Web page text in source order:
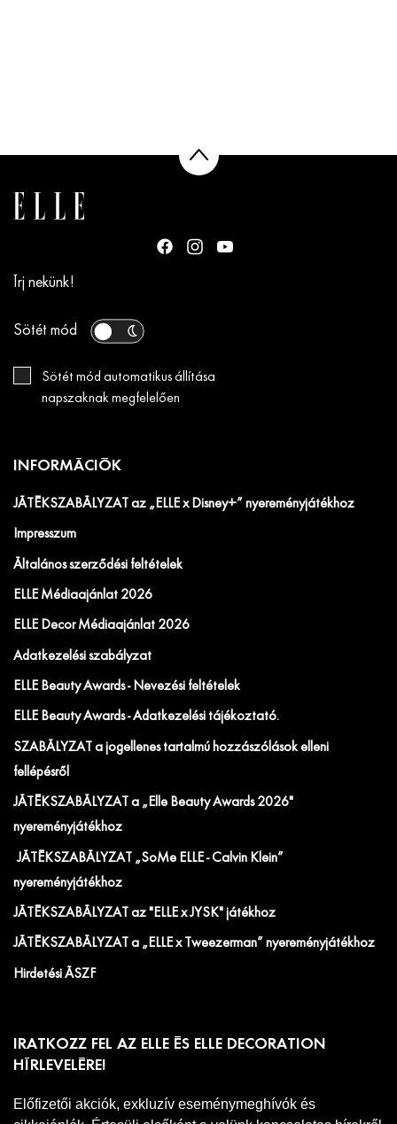
Írj nekünk!
Sötét mód
Sötét mód automatikus állítása
napszaknak megfelelően
INFORMÁCIÓK
JÁTÉKSZABÁLYZAT az „ELLE x Disney+” nyereményjátékhoz
Impresszum
Általános szerződési feltételek
ELLE Médiaajánlat 2026
ELLE Decor Médiaajánlat 2026
Adatkezelési szabályzat
ELLE Beauty Awards - Nevezési feltételek
ELLE Beauty Awards - Adatkezelési tájékoztató.
SZABÁLYZAT a jogellenes tartalmú hozzászólások elleni
fellépésről
JÁTÉKSZABÁLYZAT a „Elle Beauty Awards 2026"
nyereményjátékhoz
JÁTÉKSZABÁLYZAT „SoMe ELLE - Calvin Klein”
nyereményjátékhoz
JÁTÉKSZABÁLYZAT az "ELLE x JYSK" játékhoz
JÁTÉKSZABÁLYZAT a „ELLE x Tweezerman” nyereményjátékhoz
Hirdetési ÁSZF
IRATKOZZ FEL AZ ELLE ÉS ELLE DECORATION
HÍRLEVELÉRE!
Előfizetői akciók, exkluzív eseménymeghívók és